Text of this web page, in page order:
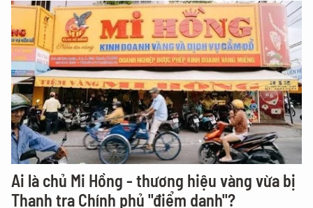
Ai là chủ Mi Hồng - thương hiệu vàng vừa bị
Thanh tra Chính phủ "điểm danh"?